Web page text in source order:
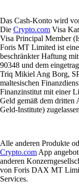
Das Cash-Konto wird
Die Crypto.com Visa
Visa Principal Member
Foris MT Limited ist
beschränkter Haftung
90348 und dem
Triq Mikiel Ang Borg,
maltesischen
Finanzinstitut mit einer
Geld gemäß dem dritten
Geld-Institute)
Alle anderen Produkte
Crypto.com App
anderen
von Foris DAX MT
Services.